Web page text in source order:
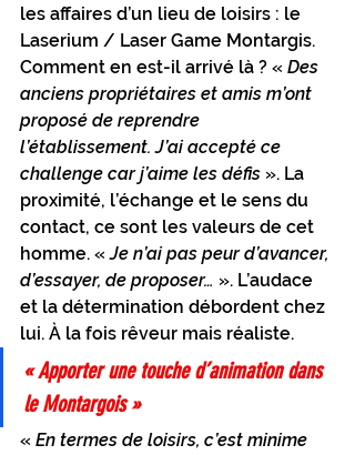
les affaires d’un lieu de loisirs : le
Laserium / Laser Game Montargis.
Comment en est-il arrivé là ? « Des
anciens propriétaires et amis m’ont
proposé de reprendre
l’établissement. J’ai accepté ce
challenge car j’aime les défis ». La
proximité, l’échange et le sens du
contact, ce sont les valeurs de cet
homme. « Je n’ai pas peur d’avancer,
d’essayer, de proposer… ». L’audace
et la détermination débordent chez
lui. À la fois rêveur mais réaliste.
« Apporter une touche d’animation dans
le Montargois »
« En termes de loisirs, c’est minime